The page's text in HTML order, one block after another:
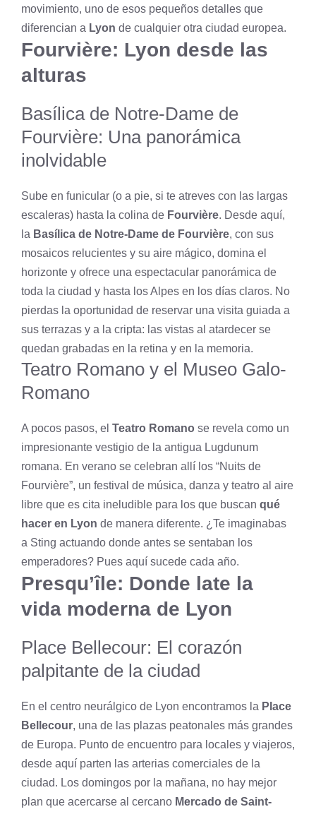
movimiento, uno de esos pequeños detalles que
diferencian a Lyon de cualquier otra ciudad europea.
Fourvière: Lyon desde las
alturas
Basílica de Notre-Dame de
Fourvière: Una panorámica
inolvidable
Sube en funicular (o a pie, si te atreves con las largas
escaleras) hasta la colina de Fourvière. Desde aquí,
la Basílica de Notre-Dame de Fourvière, con sus
mosaicos relucientes y su aire mágico, domina el
horizonte y ofrece una espectacular panorámica de
toda la ciudad y hasta los Alpes en los días claros. No
pierdas la oportunidad de reservar una visita guiada a
sus terrazas y a la cripta: las vistas al atardecer se
quedan grabadas en la retina y en la memoria.
Teatro Romano y el Museo Galo-
Romano
A pocos pasos, el Teatro Romano se revela como un
impresionante vestigio de la antigua Lugdunum
romana. En verano se celebran allí los “Nuits de
Fourvière”, un festival de música, danza y teatro al aire
libre que es cita ineludible para los que buscan qué
hacer en Lyon de manera diferente. ¿Te imaginabas
a Sting actuando donde antes se sentaban los
emperadores? Pues aquí sucede cada año.
Presqu’île: Donde late la
vida moderna de Lyon
Place Bellecour: El corazón
palpitante de la ciudad
En el centro neurálgico de Lyon encontramos la Place
Bellecour, una de las plazas peatonales más grandes
de Europa. Punto de encuentro para locales y viajeros,
desde aquí parten las arterias comerciales de la
ciudad. Los domingos por la mañana, no hay mejor
plan que acercarse al cercano Mercado de Saint-